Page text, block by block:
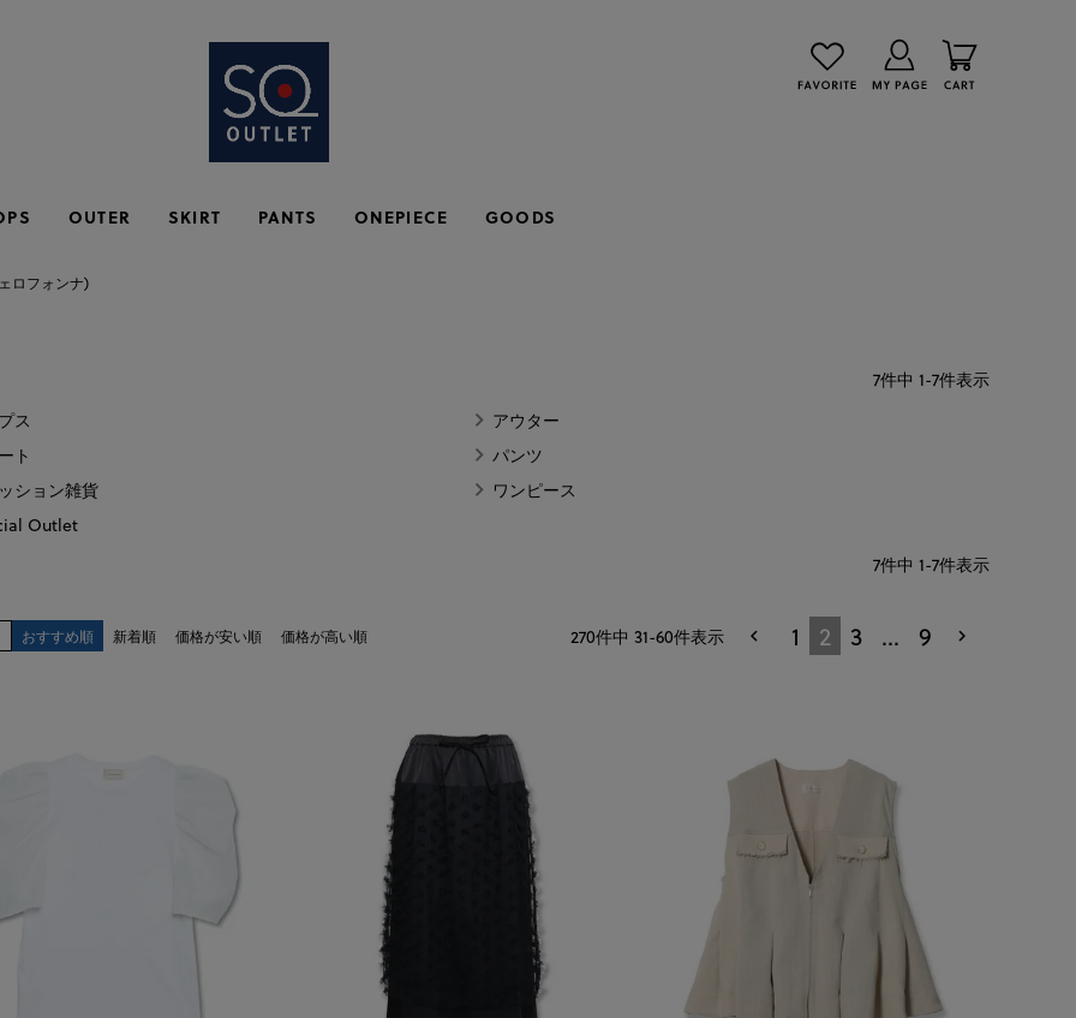
OUTER SKIRT PANTS ONEPIECE GOODS
ロフォンナ)
7件中 1-7件表示
ス
アウター
ト
パンツ
ション雑貨
ワンピース
Outlet
7件中 1-7件表示
おすすめ順 新着順 価格が安い順 価格が高い順 270件中 31-60件表示 1 2 3 … 9